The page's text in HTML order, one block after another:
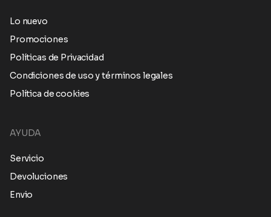
Lo nuevo
Promociones
Políticas de Privacidad
Condiciones de uso y términos legales
Política de cookies
AYUDA
Servicio
Devoluciones
Envio